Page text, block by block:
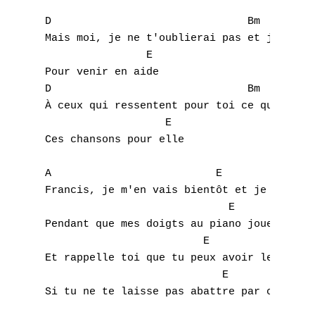
D				Bm		F#m
Mais moi, je ne t'oublierai pas et je
Pour venir en aide
D				Bm		F#m
À ceux qui ressentent pour toi ce que tu
                   E
Ces chansons pour elle
A                          E
Francis, je m'en vais bientôt et je
E
Pendant que mes doigts au piano jouent
E
Et rappelle toi que tu peux avoir le
Si tu ne te laisse pas abattre par ceux
E
G
H
J
K
L
M